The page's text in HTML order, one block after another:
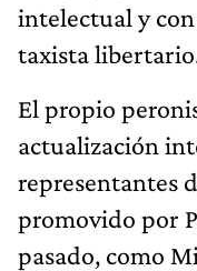
intelectual y
taxista
El propio
actualización
representantes
promovido por
pasado, como